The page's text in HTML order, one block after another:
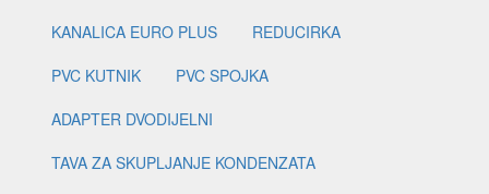
KANALICA EURO PLUS
REDUCIRKA
PVC KUTNIK
PVC SPOJKA
ADAPTER DVODIJELNI
TAVA ZA SKUPLJANJE KONDENZATA